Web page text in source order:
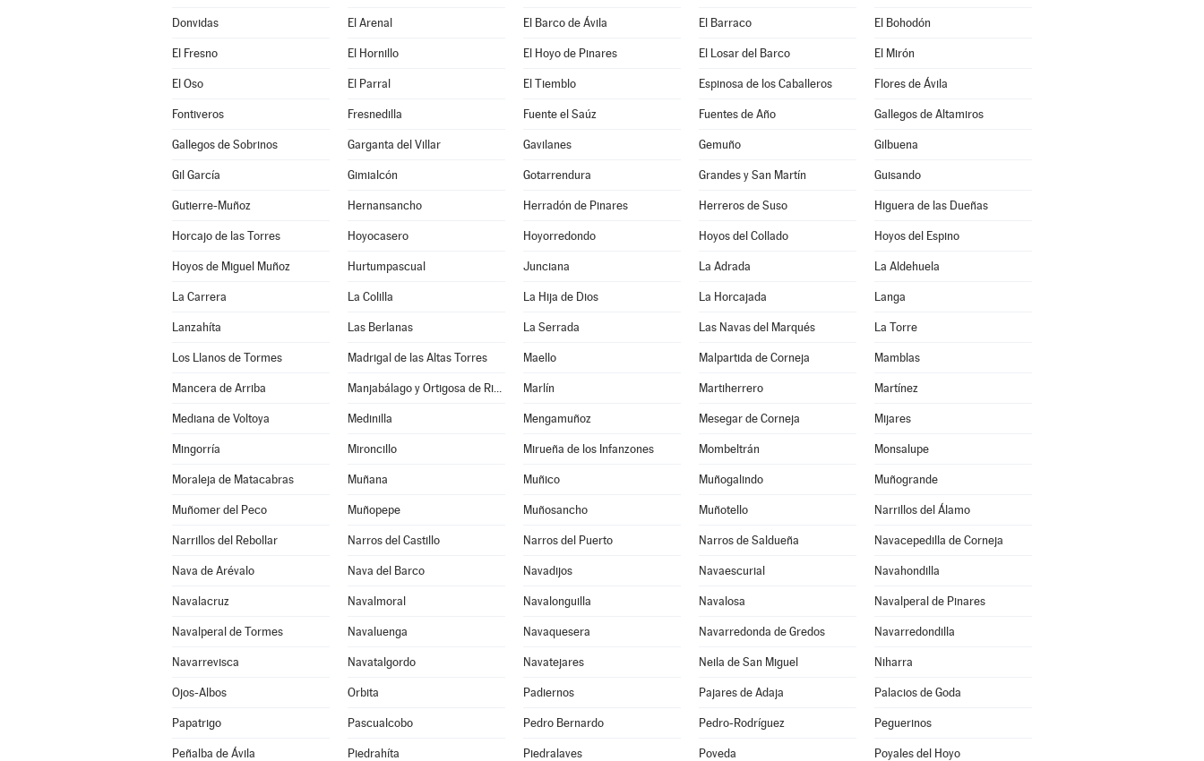
Donvidas El Arenal El Barco de Ávila El Barraco El Bohodón
El Fresno El Hornillo El Hoyo de Pinares El Losar del Barco El Mirón
El Oso El Parral El Tiemblo Espinosa de los Caballeros Flores de Ávila
Fontiveros Fresnedilla Fuente el Saúz Fuentes de Año Gallegos de Altamiros
Gallegos de Sobrinos Garganta del Villar Gavilanes Gemuño Gilbuena
Gil García Gimialcón Gotarrendura Grandes y San Martín Guisando
Gutierre-Muñoz Hernansancho Herradón de Pinares Herreros de Suso Higuera de las Dueñas
Horcajo de las Torres Hoyocasero Hoyorredondo Hoyos del Collado Hoyos del Espino
Hoyos de Miguel Muñoz Hurtumpascual Junciana La Adrada La Aldehuela
La Carrera La Colilla La Hija de Dios La Horcajada Langa
Lanzahíta Las Berlanas La Serrada Las Navas del Marqués La Torre
Los Llanos de Tormes Madrigal de las Altas Torres Maello Malpartida de Corneja Mamblas
Mancera de Arriba Manjabálago y Ortigosa de Rioalmar Marlín Martiherrero Martínez
Mediana de Voltoya Medinilla Mengamuñoz Mesegar de Corneja Mijares
Mingorría Mironcillo Mirueña de los Infanzones Mombeltrán Monsalupe
Moraleja de Matacabras Muñana Muñico Muñogalindo Muñogrande
Muñomer del Peco Muñopepe Muñosancho Muñotello Narrillos del Álamo
Narrillos del Rebollar Narros del Castillo Narros del Puerto Narros de Saldueña Navacepedilla de Corneja
Nava de Arévalo Nava del Barco Navadijos Navaescurial Navahondilla
Navalacruz Navalmoral Navalonguilla Navalosa Navalperal de Pinares
Navalperal de Tormes Navaluenga Navaquesera Navarredonda de Gredos Navarredondilla
Navarrevisca Navatalgordo Navatejares Neila de San Miguel Niharra
Ojos-Albos Orbita Padiernos Pajares de Adaja Palacios de Goda
Papatrigo Pascualcobo Pedro Bernardo Pedro-Rodríguez Peguerinos
Peñalba de Ávila Piedrahíta Piedralaves Poveda Poyales del Hoyo